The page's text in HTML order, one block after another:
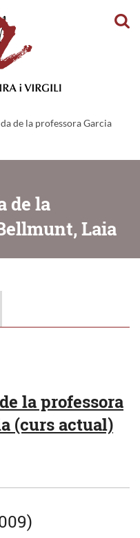
de la professora Garcia
de la
Laia
la professora
(curs actual)